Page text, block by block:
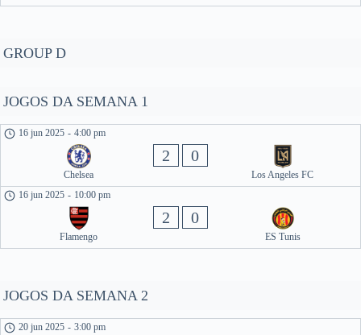
GROUP D
JOGOS DA SEMANA 1
16 jun 2025 - 4:00 pm
Chelsea
2 0
Los Angeles FC
16 jun 2025 - 10:00 pm
Flamengo
2 0
ES Tunis
JOGOS DA SEMANA 2
20 jun 2025 - 3:00 pm